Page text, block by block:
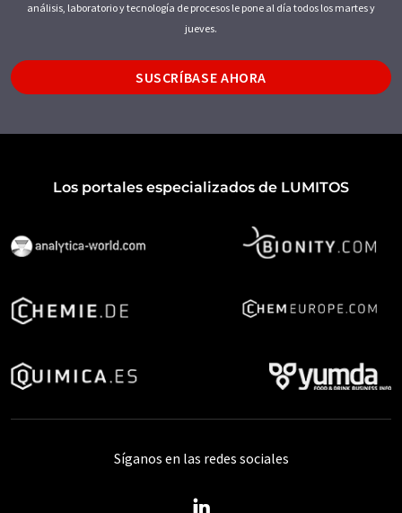
análisis, laboratorio y tecnología de procesos le pone al día todos los martes y
jueves.
SUSCRÍBASE AHORA
Los portales especializados de LUMITOS
Síganos en las redes sociales